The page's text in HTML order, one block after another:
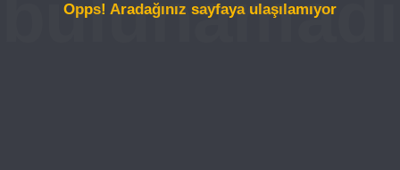
Opps! Aradağınız sayfaya ulaşılamıyor